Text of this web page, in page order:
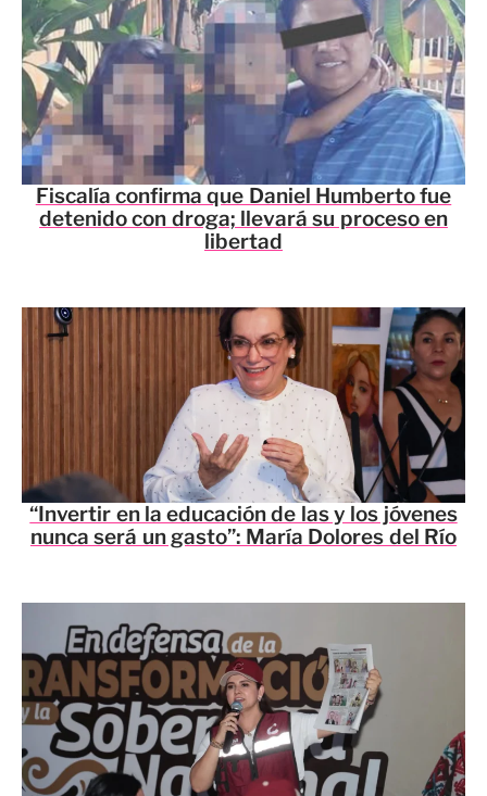
Fiscalía confirma que Daniel Humberto fue
detenido con droga; llevará su proceso en
libertad
“Invertir en la educación de las y los jóvenes
nunca será un gasto”: María Dolores del Río